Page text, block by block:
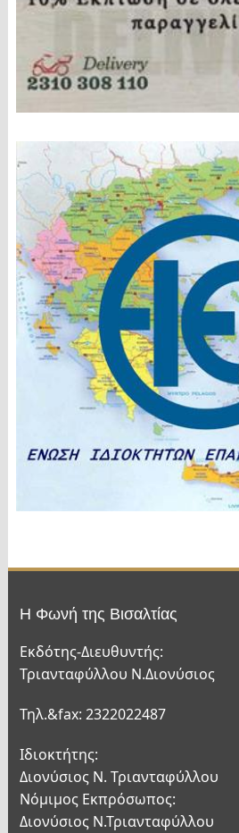
Η Φωνή της Βισαλτίας
Εκδότης-Διευθυντής:
Τριανταφύλλου Ν.Διονύσιος
Τηλ.&fax: 2322022487
Ιδιοκτήτης:
Διονύσιος Ν. Τριανταφύλλου
Νόμιμος Εκπρόσωπος:
Διονύσιος Ν.Τριανταφύλλου